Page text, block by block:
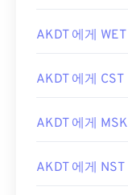
AKDT 에게 WET
AKDT 에게 CST
AKDT 에게 MSK
AKDT 에게 NST